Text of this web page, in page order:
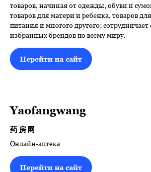
товаров, начиная от одежды, обуви и
товаров для матери и ребенка, товаров
питания и многого другого;
избранных брендов по всему миру.
Перейти на сайт
Yaofangwang
药房网
Онлайн-аптека
Перейти на сайт